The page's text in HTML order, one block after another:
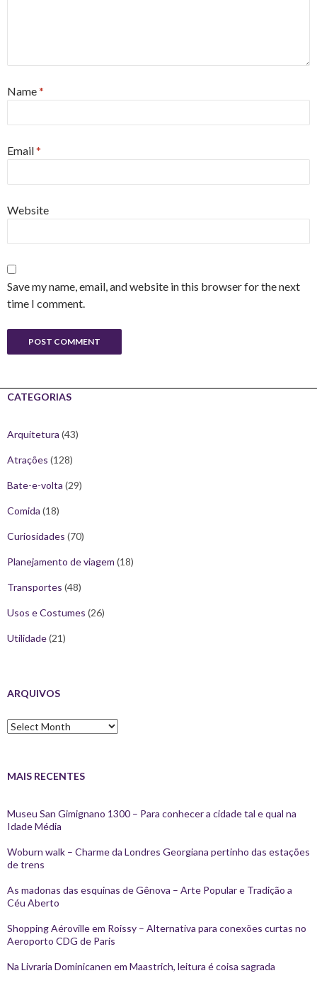
Name*
Email*
Website
Save my name, email, and website in this browser for the next
time I comment.
CATEGORIAS
Arquitetura (43)
Atrações (128)
Bate-e-volta (29)
Comida (18)
Curiosidades (70)
Planejamento de viagem (18)
Transportes (48)
Usos e Costumes (26)
Utilidade(21)
ARQUIVOS
Arquivos
MAIS RECENTES
Museu San Gimignano 1300 – Para conhecer a cidade tal e qual na
Idade Média
Woburn walk – Charme da Londres Georgiana pertinho das estações
de trens
As madonas das esquinas de Gênova – Arte Popular e Tradição a
Céu Aberto
Shopping Aéroville em Roissy – Alternativa para conexões curtas no
Aeroporto CDG de Paris
Na Livraria Dominicanen em Maastrich, leitura é coisa sagrada